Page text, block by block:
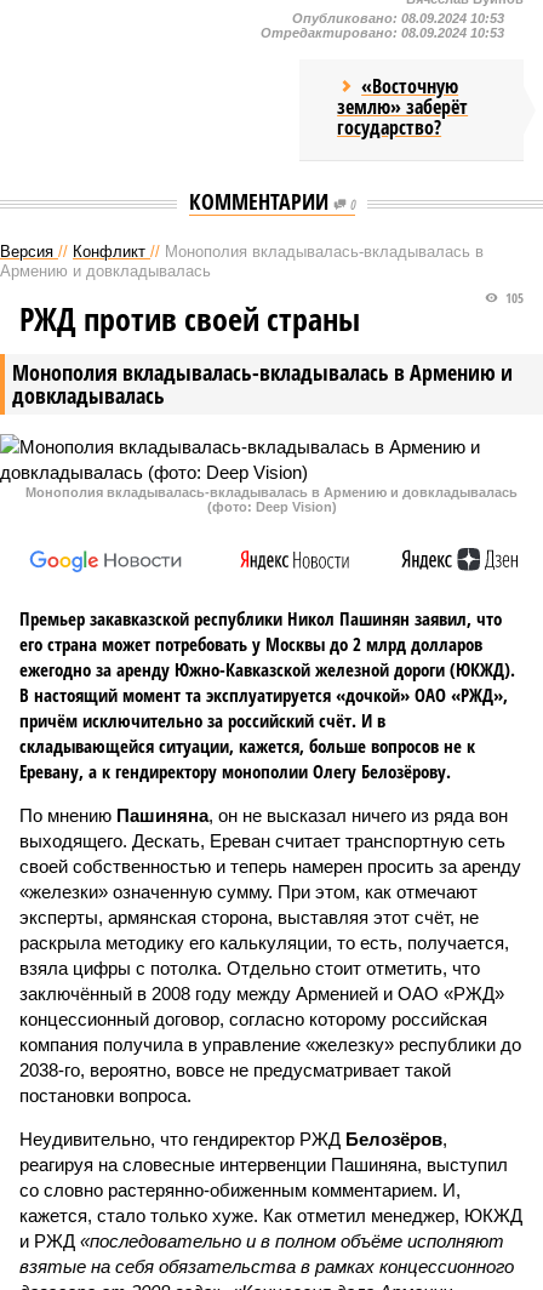
Опубликовано: 08.09.2024 10:53
Отредактировано: 08.09.2024 10:53
«Восточную
землю» заберёт
государство?
КОММЕНТАРИИ 0
Версия // Конфликт // Монополия вкладывалась-вкладывалась в
Армению и довкладывалась
Монополия вкладывалась-вкладывалась в Армению и
довкладывалась
105
РЖД против своей страны
Монополия вкладывалась-вкладывалась в Армению и довкладывалась
(фото: Deep Vision)
Премьер закавказской республики Никол Пашинян заявил, что
его страна может потребовать у Москвы до 2 млрд долларов
ежегодно за аренду Южно-Кавказской железной дороги (ЮКЖД).
В настоящий момент та эксплуатируется «дочкой» ОАО «РЖД»,
причём исключительно за российский счёт. И в
складывающейся ситуации, кажется, больше вопросов не к
Еревану, а к гендиректору монополии Олегу Белозёрову.
По мнению Пашиняна, он не высказал ничего из ряда вон
выходящего. Дескать, Ереван считает транспортную сеть
своей собственностью и теперь намерен просить за аренду
«железки» означенную сумму. При этом, как отмечают
эксперты, армянская сторона, выставляя этот счёт, не
раскрыла методику его калькуляции, то есть, получается,
взяла цифры с потолка. Отдельно стоит отметить, что
заключённый в 2008 году между Арменией и ОАО «РЖД»
концессионный договор, согласно которому российская
компания получила в управление «железку» республики до
2038-го, вероятно, вовсе не предусматривает такой
постановки вопроса.
Неудивительно, что гендиректор РЖД Белозёров,
реагируя на словесные интервенции Пашиняна, выступил
со словно растерянно-обиженным комментарием. И,
кажется, стало только хуже. Как отметил менеджер, ЮКЖД
и РЖД «последовательно и в полном объёме исполняют
взятые на себя обязательства в рамках концессионного